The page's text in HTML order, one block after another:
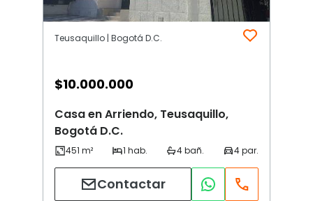
Teusaquillo | Bogotá D.C.
$10.000.000
Casa en Arriendo, Teusaquillo,
Bogotá D.C.
Contactar